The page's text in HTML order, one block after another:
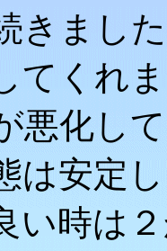
きまし
てくれ
悪化し
は安定
い時は